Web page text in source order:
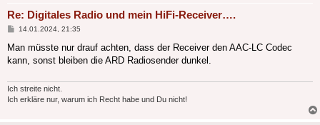
Re: Digitales Radio und mein HiFi-Receiver….
Beitrag
14.01.2024, 21:35
Man müsste nur drauf achten, dass der Receiver den AAC-LC Codec
kann, sonst bleiben die ARD Radiosender dunkel.
Ich streite nicht.
Ich erkläre nur, warum ich Recht habe und Du nicht!